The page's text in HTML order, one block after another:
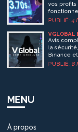
vos
comment
PUBLIÉ: 4
VGLOBAL
Avis
la
Binance
PUBLIÉ: 8
MENU
À propos